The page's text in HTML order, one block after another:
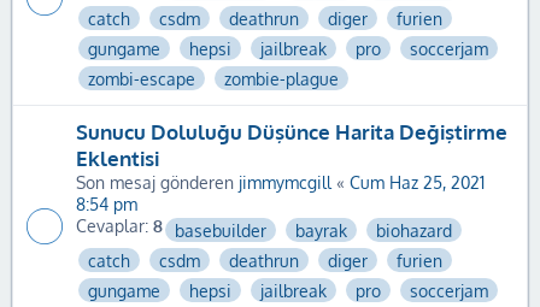
catch
csdm deathrun diger
furien
gungame
hepsi jailbreak pro
soccerjam
zombi-escape
zombie-plague
Sunucu Doluluğu Düşünce Harita Değiştirme
Eklentisi
Son mesaj gönderen jimmymcgill « Cum Haz 25, 2021
8:54 pm
Cevaplar: 8 basebuilder bayrak
biohazard
catch
csdm deathrun diger
furien
gungame
hepsi jailbreak pro
soccerjam